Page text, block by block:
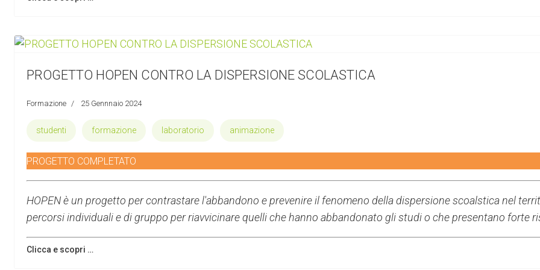
PROGETTO HOPEN CONTRO LA DISPERSIONE SCOLASTICA
Formazione 25 Gennnaio 2024
studenti formazione laboratorio animazione
PROGETTO COMPLETATO
HOPEN è un progetto per contrastare l'abbandono e prevenire il fenomeno della dispersione scoalstica nel
percorsi individuali e di gruppo per riavvicinare quelli che hanno abbandonato gli studi o che presentano forte
Clicca e scopri …